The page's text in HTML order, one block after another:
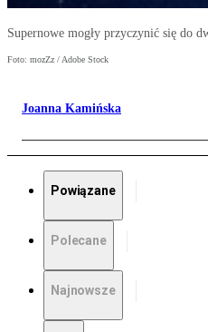
Supernowe mogły przyczynić się do
Foto: mozZz / Adobe Stock
Joanna Kamińska
Powiązane
Polecane
Najnowsze